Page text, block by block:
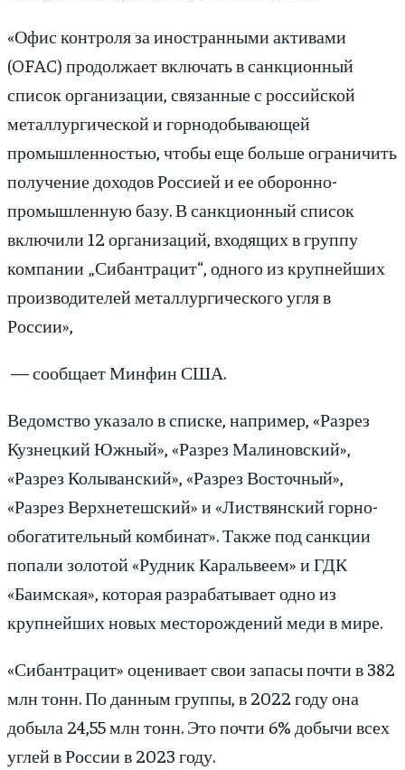
«Офис контроля за иностранными активами
(OFAC) продолжает включать в санкционный
список организации, связанные с российской
металлургической и горнодобывающей
промышленностью, чтобы еще больше ограничить
получение доходов Россией и ее оборонно-
промышленную базу. В санкционный список
включили 12 организаций, входящих в группу
компании „Сибантрацит“, одного из крупнейших
производителей металлургического угля в
России»,
— сообщает Минфин США.
Ведомство указало в списке, например, «Разрез
Кузнецкий Южный», «Разрез Малиновский»,
«Разрез Колыванский», «Разрез Восточный»,
«Разрез Верхнетешский» и «Листвянский горно-
обогатительный комбинат». Также под санкции
попали золотой «Рудник Каральвеем» и ГДК
«Баимская», которая разрабатывает одно из
крупнейших новых месторождений меди в мире.
«Сибантрацит» оценивает свои запасы почти в 382
млн тонн. По данным группы, в 2022 году она
добыла 24,55 млн тонн. Это почти 6% добычи всех
углей в России в 2023 году.